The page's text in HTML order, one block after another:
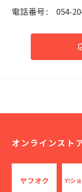
電話番号
054-
オンラインスト